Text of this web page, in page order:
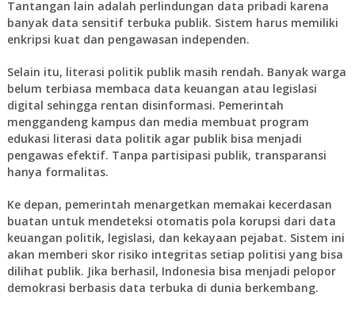
Tantangan lain adalah perlindungan data pribadi karena
banyak data sensitif terbuka publik. Sistem harus memiliki
enkripsi kuat dan pengawasan independen.
Selain itu, literasi politik publik masih rendah. Banyak warga
belum terbiasa membaca data keuangan atau legislasi
digital sehingga rentan disinformasi. Pemerintah
menggandeng kampus dan media membuat program
edukasi literasi data politik agar publik bisa menjadi
pengawas efektif. Tanpa partisipasi publik, transparansi
hanya formalitas.
Ke depan, pemerintah menargetkan memakai kecerdasan
buatan untuk mendeteksi otomatis pola korupsi dari data
keuangan politik, legislasi, dan kekayaan pejabat. Sistem ini
akan memberi skor risiko integritas setiap politisi yang bisa
dilihat publik. Jika berhasil, Indonesia bisa menjadi pelopor
demokrasi berbasis data terbuka di dunia berkembang.